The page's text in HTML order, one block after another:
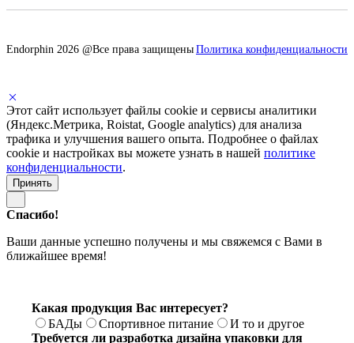
Endorphin 2026 @Все права защищены Политика конфиденциальности
Этот сайт использует файлы cookie и сервисы аналитики
(Яндекс.Метрика, Roistat, Google analytics) для анализа
трафика и улучшения вашего опыта. Подробнее о файлах
cookie и настройках вы можете узнать в нашей политике
конфиденциальности.
Принять
Спасибо!
Ваши данные успешно получены и мы свяжемся с Вами в
ближайшее время!
Какая продукция Вас интересует?
БАДы
Спортивное питание
И то и другое
Требуется ли разработка дизайна упаковки для